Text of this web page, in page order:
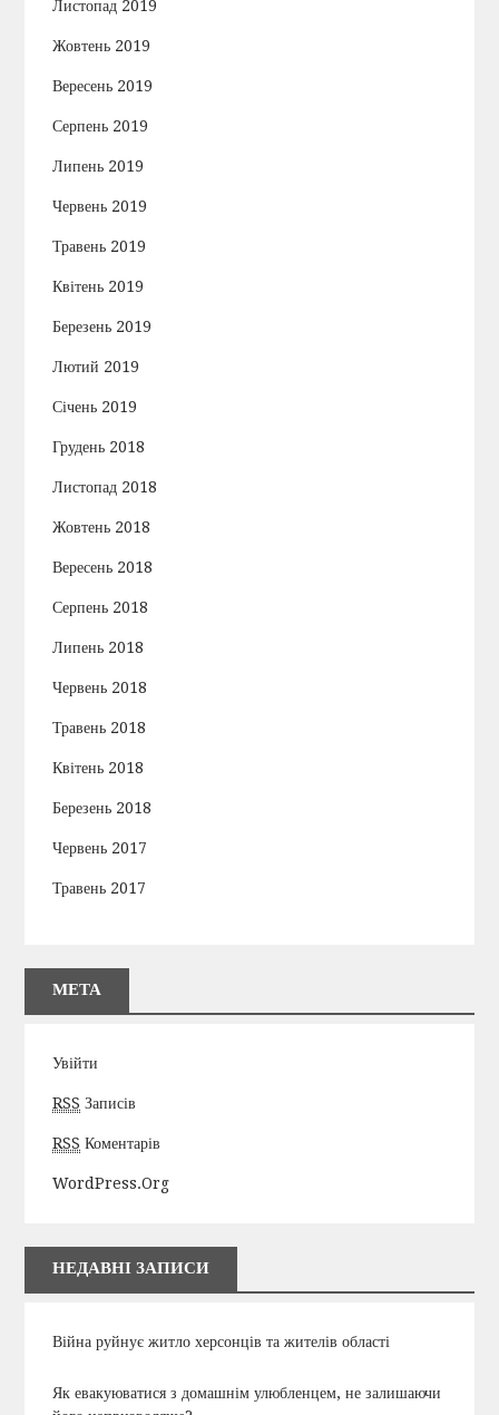
Листопад 2019
Жовтень 2019
Вересень 2019
Серпень 2019
Липень 2019
Червень 2019
Травень 2019
Квітень 2019
Березень 2019
Лютий 2019
Січень 2019
Грудень 2018
Листопад 2018
Жовтень 2018
Вересень 2018
Серпень 2018
Липень 2018
Червень 2018
Травень 2018
Квітень 2018
Березень 2018
Червень 2017
Травень 2017
МЕТА
Увійти
RSS Записів
RSS Коментарів
WordPress.org
НЕДАВНІ ЗАПИСИ
Війна руйнує житло херсонців та жителів області
Як евакуюватися з домашнім улюбленцем, не залишаючи